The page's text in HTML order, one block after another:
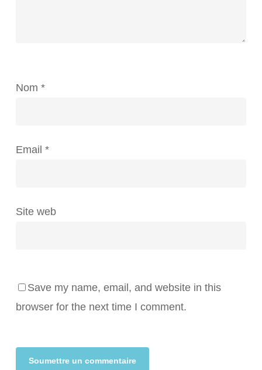
Nom *
Email *
Site web
Save my name, email, and website in this
browser for the next time I comment.